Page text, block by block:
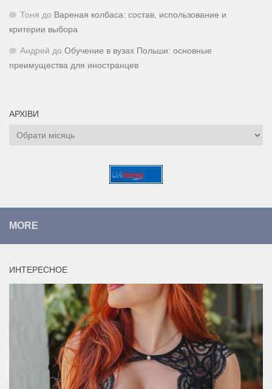
Тоня до Вареная колбаса: состав, использование и
критерии выбора
Андрей до Обучение в вузах Польши: основные
преимущества для иностранцев
АРХІВИ
Архіви
MORE
ИНТЕРЕСНОЕ